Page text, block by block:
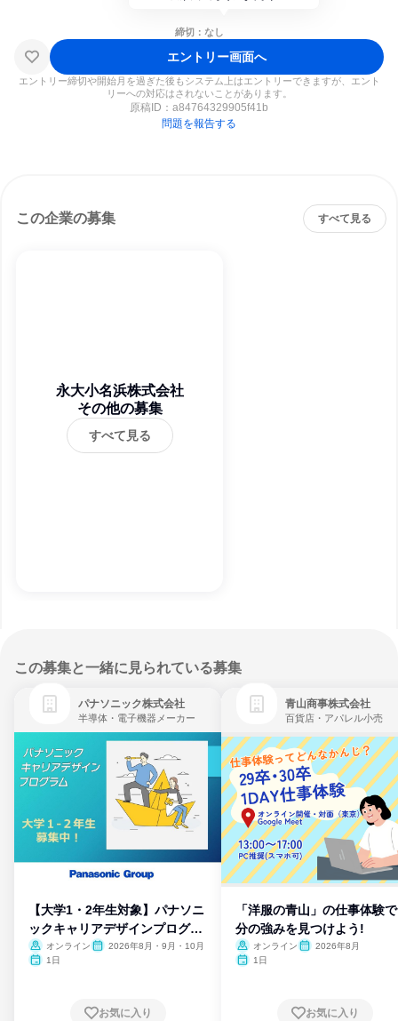
締切：なし
エントリー画面へ
エントリー締切や開始月を過ぎた後もシステム上はエントリーできますが、エント
リーへの対応はされないことがあります。
原稿ID： a84764329905f41b
問題を報告する
この企業の募集 すべて見る
永大小名浜株式会社
その他の募集
すべて見る
この募集と一緒に見られている募集
パナソニック株式会社
半導体・電子機器メーカー
【大学1・2年生対象】パナソニ
ックキャリアデザインプログラ
ム
オンライン
2026年8月・9月・10月
1日
お気に入り
青山商事株式会社
百貨店・アパレル小売
「洋服の青山」の仕事体験
分の強みを見つけよう!
オンライン
2026年8月
1日
お気に入り